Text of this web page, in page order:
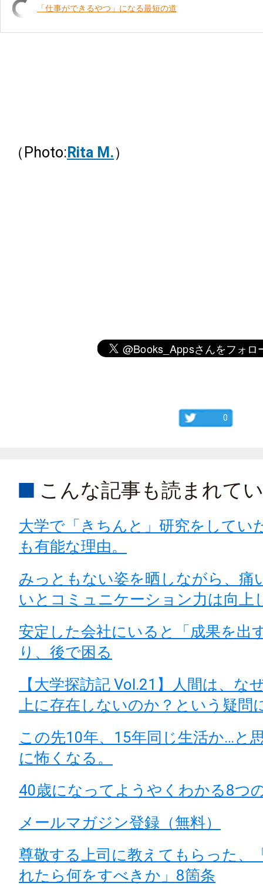
「仕事ができるやつ」になる最短の道
（Photo:Rita M.）
0
こんな記事も読まれて
大学で「きちんと」研究をしてい
も有能な理由。
みっともない姿を晒しながら、痛
いとコミュニケーション力は向上
安定した会社にいると「成果を出
り、後で困る
【大学探訪記 Vol.21】人間は、な
上に存在しないのか？という疑問
この先10年、15年同じ生活か…と
に怖くなる。
40歳になってようやくわかる8つ
メールマガジン登録（無料）
尊敬する上司に教えてもらった、
れたら何をすべきか」8箇条